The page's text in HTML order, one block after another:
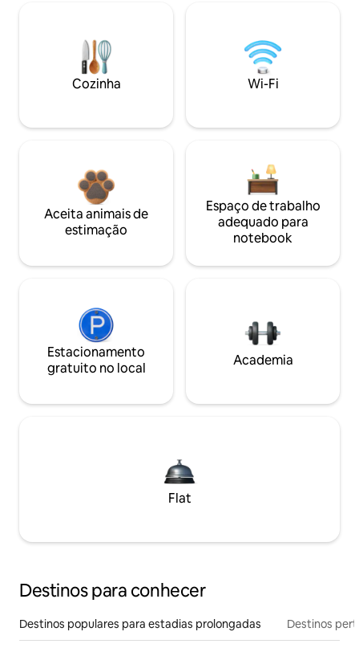
Cozinha Wi-Fi
Aceita animais de
estimação
Espaço de trabalho
adequado para
notebook
Estacionamento
gratuito no local
Academia
Flat
Destinos para conhecer
Destinos populares para estadias prolongadas Destinos